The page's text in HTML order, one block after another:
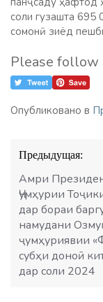
соли гузашта 695
сомонӣ зиёд
Please follow
Опубликовано в
Навигация
по
записям
Предыдущая:
Амри
Ҷумҳурии
дар бораи
намудани
ҷумҳуриявии
субҳи доноӣ
дар соли 2024